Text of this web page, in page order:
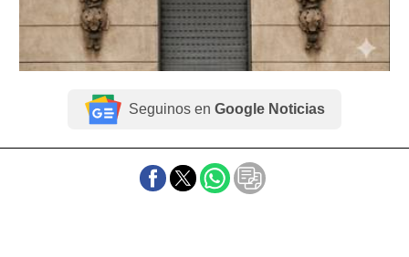
Seguinos en Google Noticias